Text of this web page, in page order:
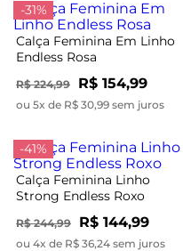
-31%
Calça Feminina Em Linho
Endless Rosa
R$ 224,99 R$ 154,99
ou 5x de R$ 30,99 sem juros
-41%
Calça Feminina Linho
Strong Endless Roxo
R$ 244,99 R$ 144,99
ou 4x de R$ 36,24 sem juros